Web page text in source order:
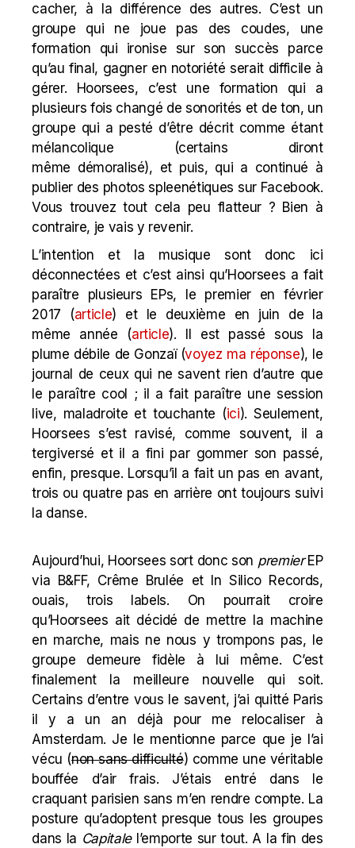
cacher, à la différence des autres. C’est un
groupe qui ne joue pas des coudes, une
formation qui ironise sur son succès parce
qu’au final, gagner en notoriété serait difficile à
gérer. Hoorsees, c’est une formation qui a
plusieurs fois changé de sonorités et de ton, un
groupe qui a pesté d’être décrit comme étant
mélancolique (certains diront
même démoralisé), et puis, qui a continué à
publier des photos spleenétiques sur Facebook.
Vous trouvez tout cela peu flatteur ? Bien à
contraire, je vais y revenir.
L’intention et la musique sont donc ici
déconnectées et c’est ainsi qu’Hoorsees a fait
paraître plusieurs EPs, le premier en février
2017 (article) et le deuxième en juin de la
même année (article). Il est passé sous la
plume débile de Gonzaï (voyez ma réponse), le
journal de ceux qui ne savent rien d’autre que
le paraître cool ; il a fait paraître une session
live, maladroite et touchante (ici). Seulement,
Hoorsees s’est ravisé, comme souvent, il a
tergiversé et il a fini par gommer son passé,
enfin, presque. Lorsqu’il a fait un pas en avant,
trois ou quatre pas en arrière ont toujours suivi
la danse.
Aujourd’hui, Hoorsees sort donc son premierEP
via B&FF, Crême Brulée et In Silico Records,
ouais, trois labels. On pourrait croire
qu’Hoorsees ait décidé de mettre la machine
en marche, mais ne nous y trompons pas, le
groupe demeure fidèle à lui même. C’est
finalement la meilleure nouvelle qui soit.
Certains d’entre vous le savent, j’ai quitté Paris
il y a un an déjà pour me relocaliser à
Amsterdam. Je le mentionne parce que je l’ai
vécu (non sans difficulté) comme une véritable
bouffée d’air frais. J’étais entré dans le
craquant parisien sans m’en rendre compte. La
posture qu’adoptent presque tous les groupes
dans la Capitalel’emporte sur tout. A la fin des